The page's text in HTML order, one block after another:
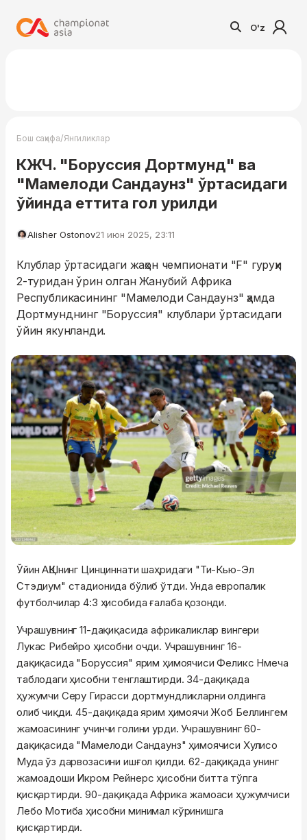
O'z
Бош саҳифа/Янгиликлар
КЖЧ. "Боруссия Дортмунд" ва
"Мамелоди Сандаунз" ўртасидаги
ўйинда еттита гол урилди
Alisher Ostonov21 июн 2025, 23:11
Клублар ўртасидаги жаҳон чемпионати "F" гуруҳи
2-туридан ўрин олган Жанубий Африка
Республикасининг "Мамелоди Сандаунз" ҳамда
Дортмунднинг "Боруссия" клублари ўртасидаги
ўйин якунланди.
Ўйин АҚШнинг Цинциннати шаҳридаги "Ти-Кью-Эл
Стэдиум" стадионида бўлиб ўтди. Унда европалик
футболчилар 4:3 ҳисобида ғалаба қозонди.
Учрашувнинг 11-дақиқасида африкаликлар вингери
Лукас Рибейро ҳисобни очди. Учрашувнинг 16-
дақиқасида "Боруссия" ярим ҳимоячиси Феликс Нмеча
таблодаги ҳисобни тенглаштирди. 34-дақиқада
ҳужумчи Серу Гирасси дортмундликларни олдинга
олиб чиқди. 45-дақиқада ярим ҳимоячи Жоб Беллингем
жамоасининг учинчи голини урди. Учрашувнинг 60-
дақиқасида "Мамелоди Сандаунз" ҳимоячиси Хулисо
Муда ўз дарвозасини ишғол қилди. 62-дақиқада унинг
жамоадоши Икром Рейнерс ҳисобни битта тўпга
қисқартирди. 90-дақиқада Африка жамоаси ҳужумчиси
Лебо Мотиба ҳисобни минимал кўринишга
қисқартирди.